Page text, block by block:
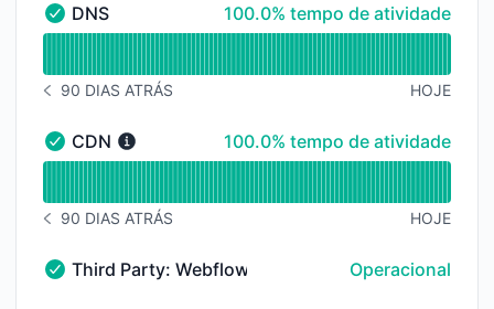
DNS - Operacional
DNS 100% - tempo de atividade
100.0% tempo de atividade
HISTÓRICO DE AVISOS 90 DIAS ATRÁS
90 DIAS ATRÁS HOJE
CDN - Operacional
CDN 100% - tempo de atividade
100.0% tempo de atividade
HISTÓRICO DE AVISOS 90 DIAS ATRÁS
90 DIAS ATRÁS HOJE
Third Party: Webflow → Hosted Websites -
Third Party: Webflow → Hosted Websites
Operacional